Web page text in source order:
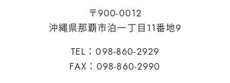
〒900-0012
沖縄県那覇市泊一丁目11番地9
TEL：098-860-2929
FAX：098-860-2990